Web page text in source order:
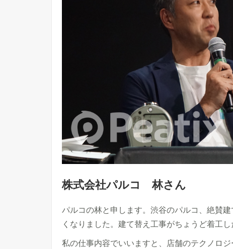
株式会社パルコ 林さん
パルコの林と申します。渋谷のパルコ、絶賛
くなりました。建て替え工事がちょうど着工
私の仕事内容でいいますと、店舗のテクノロジ